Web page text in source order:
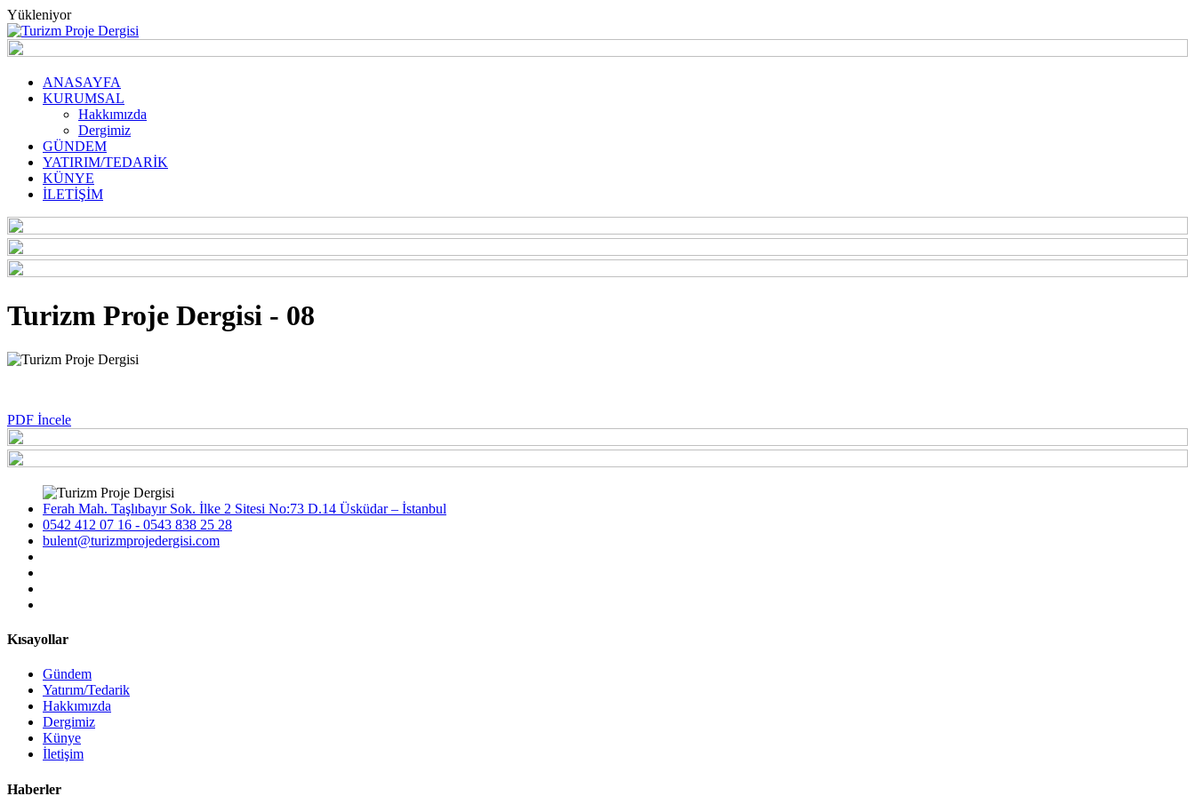
Yükleniyor
ANASAYFA
KURUMSAL
Hakkımızda
Dergimiz
GÜNDEM
YATIRIM/TEDARİK
KÜNYE
İLETİŞİM
Turizm Proje Dergisi - 08
PDF İncele
Ferah Mah. Taşlıbayır Sok. İlke 2 Sitesi No:73 D.14 Üsküdar – İstanbul
0542 412 07 16 - 0543 838 25 28
bulent@turizmprojedergisi.com
Kısayollar
Gündem
Yatırım/Tedarik
Hakkımızda
Dergimiz
Künye
İletişim
Haberler